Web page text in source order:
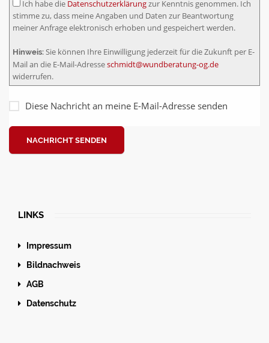
Ich habe die Datenschutzerklärungzur Kenntnis genommen. Ich
stimme zu, dass meine Angaben und Daten zur Beantwortung
meiner Anfrage elektronisch erhoben und gespeichert werden.
Hinweis: Sie können Ihre Einwilligung jederzeit für die Zukunft per E-
Mail an die E-Mail-Adresseschmidt@wundberatung-og.de
widerrufen.
Diese Nachricht an meine E-Mail-Adresse senden
NACHRICHT SENDEN
LINKS
Impressum
Bildnachweis
AGB
Datenschutz